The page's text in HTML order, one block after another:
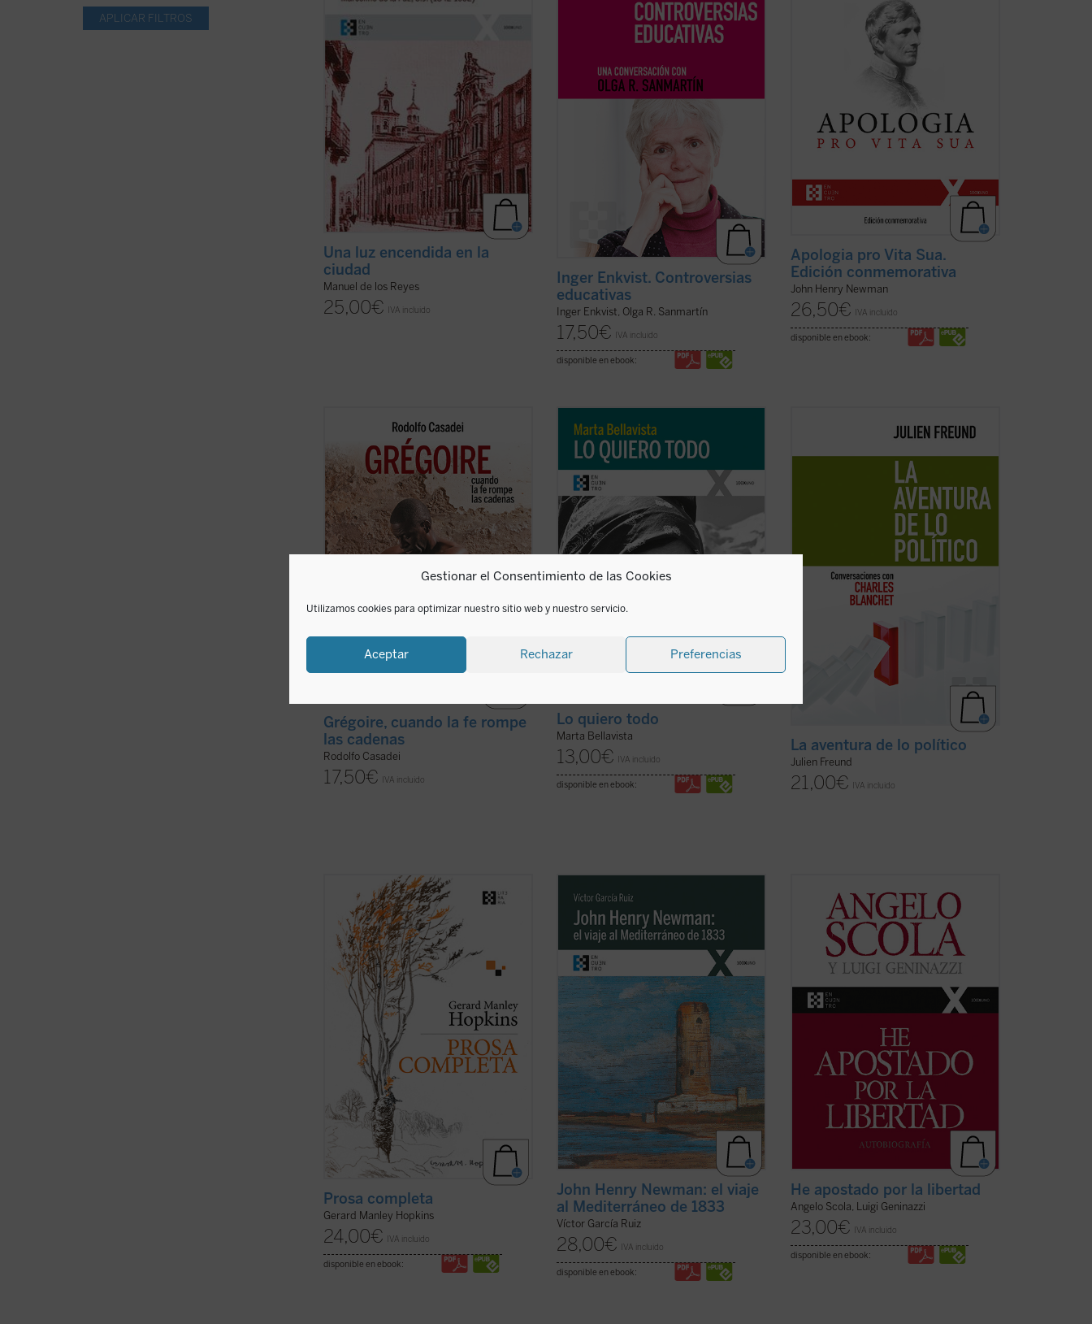
Gestionar el Consentimiento de las Cookies
Utilizamos cookies para optimizar nuestro sitio web y nuestro servicio.
Aceptar Rechazar Preferencias
misionero, confesor e impulsor de obras
sociales, su biografía es a la par una
muestra de la implicación en el ministerio
del ...
Una luz encendida en la
ciudad
Manuel de los Reyes
25,00€ IVA incluido
conversación las cuestiones más
controvertidas en el terreno de la
educación: la tensión entre el modelo
Inger Enkvist. Controversias
educativas
Inger Enkvist, Olga R. Sanmartín
17,50€ IVA incluido
disponible en ebook:
oportunidad de defenderse frente a la
incomprensión y el rechazo que había
causado en Inglaterra su conversión al
catolicismo. La presente ...
Apologia pro Vita Sua.
Edición conmemorativa
John Henry Newman
26,50€ IVA incluido
disponible en ebook:
Grégoire Ahongbonon ha realizado un
pequeño milagro en Costa de Marfil,
Benín, Togo y Burkina Faso: rescatar en
tan solo veinticinco años a sesenta mil
personas con enfermedad mental,
estigmatizadas, marginadas,
encadenadas por ser ...
(ver ficha)
Grégoire, cuando la fe rompe
las cadenas
Rodolfo Casadei
17,50€ IVA incluido
La vida de Marta, una larga carrera de
apenas veintisiete años, se tornará
dramática y lúcida con la reaparición de
la enfermedad que la llevaría a la muerte
dos años después. Marta afrontará esta
circunstancia como ocasión para vivir ...
(ver ficha)
Lo quiero todo
Marta Bellavista
13,00€ IVA incluido
disponible en ebook:
Julien Freund sabe perfectamente que la
conflictual, que es lugar de antagonismos
imprevisibles y que ninguna
racionalización puede resolver sus
tensiones constitutivas. Después de
haber reflexionado sobre ...
(ver ficha)
La aventura de lo político
Julien Freund
21,00€ IVA incluido
Se publica por primera vez en castellano,
de la mano del filólogo, escritor y
traductor Gabriel Insausti la obra
completa en prosa --a excepción de algún
texto menor-- del poeta inglés Gerard
Manley Hopkins (1844-1889). Ejemplo
claro del ... (ver ficha)
Prosa completa
Gerard Manley Hopkins
24,00€ IVA incluido
disponible en ebook:
Partiendo de las cartas que John Henry
Newman escribió a su familia y amigos
previamente y durante su viaje por el
Mediterráneo de 1833, el autor del libro
traza los orígenes, el desarrollo y las
consecuencias de la verdadera odisea
interior ...
(ver ficha)
John Henry Newman: el viaje
al Mediterráneo de 1833
Víctor García Ruiz
28,00€ IVA incluido
disponible en ebook:
En esta amplia conversación con el
periodista Luigi Geninazzi el cardenal
Angelo Scola aborda, junto con los
aspectos centrales de su itinerario vital,
la trayectoria y situación de la Iglesia y la
sociedad europea en el último medio
siglo. ...(ver ficha)
He apostado por la libertad
Angelo Scola, Luigi Geninazzi
23,00€ IVA incluido
disponible en ebook: